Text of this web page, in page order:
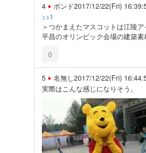
4 ボンド2017/12/22(Fri)
>>1
＞つかまえたマスコットは江陵
平昌のオリンピック会場の建築
0
5 名無し2017/12/22(Fri)
実際はこんな感じになりそう。